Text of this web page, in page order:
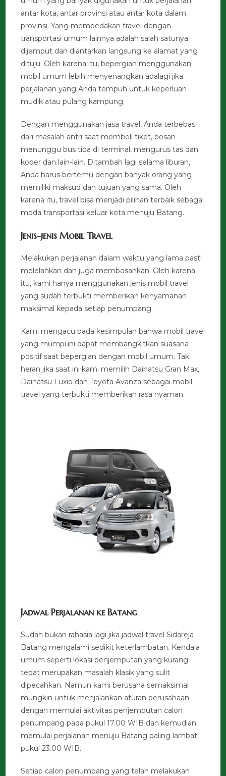
antar kota, antar provinsi atau antar kota dalam
provinsi. Yang membedakan travel dengan
transportasi umum lainnya adalah salah satunya
dijemput dan diantarkan langsung ke alamat yang
dituju. Oleh karena itu, bepergian menggunakan
mobil umum lebih menyenangkan apalagi jika
perjalanan yang Anda tempuh untuk keperluan
mudik atau pulang kampung.
Dengan menggunakan jasa travel, Anda terbebas
dari masalah antri saat membeli tiket, bosan
menunggu bus tiba di terminal, mengurus tas dan
koper dan lain-lain. Ditambah lagi selama liburan,
Anda harus bertemu dengan banyak orang yang
memiliki maksud dan tujuan yang sama. Oleh
karena itu, travel bisa menjadi pilihan terbaik sebagai
moda transportasi keluar kota menuju Batang.
Jenis-jenis Mobil Travel
Melakukan perjalanan dalam waktu yang lama pasti
melelahkan dan juga membosankan. Oleh karena
itu, kami hanya menggunakan jenis mobil travel
yang sudah terbukti memberikan kenyamanan
maksimal kepada setiap penumpang.
Kami mengacu pada kesimpulan bahwa mobil travel
yang mumpuni dapat membangkitkan suasana
positif saat bepergian dengan mobil umum. Tak
heran jika saat ini kami memilih Daihatsu Gran Max,
Daihatsu Luxio dan Toyota Avanza sebagai mobil
travel yang terbukti memberikan rasa nyaman.
Jadwal Perjalanan ke Batang
Sudah bukan rahasia lagi jika jadwal travel Sidareja
Batang mengalami sedikit keterlambatan. Kendala
umum seperti lokasi penjemputan yang kurang
tepat merupakan masalah klasik yang sulit
dipecahkan. Namun kami berusaha semaksimal
mungkin untuk menjalankan aturan perusahaan
dengan memulai aktivitas penjemputan calon
penumpang pada pukul 17.00 WIB dan kemudian
memulai perjalanan menuju Batang paling lambat
pukul 23.00 WIB.
Setiap calon penumpang yang telah melakukan